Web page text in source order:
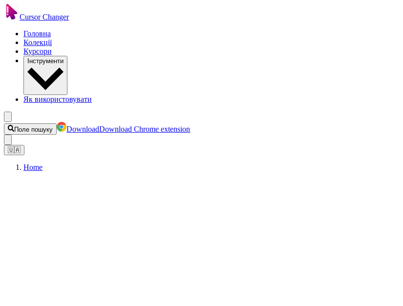
Cursor Changer
Головна
Колекції
Курсори
Інструменти
Як використовувати
Поле пошуку DownloadDownload Chrome extension
🇺🇦
Home